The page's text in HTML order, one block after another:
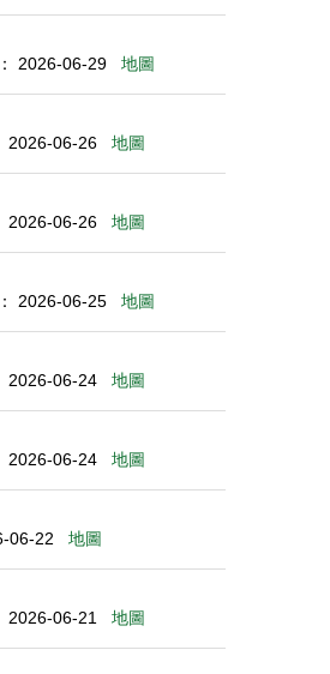
2026-06-29 地圖
2026-06-26 地圖
2026-06-26 地圖
2026-06-25 地圖
2026-06-24 地圖
2026-06-24 地圖
06-22 地圖
2026-06-21 地圖